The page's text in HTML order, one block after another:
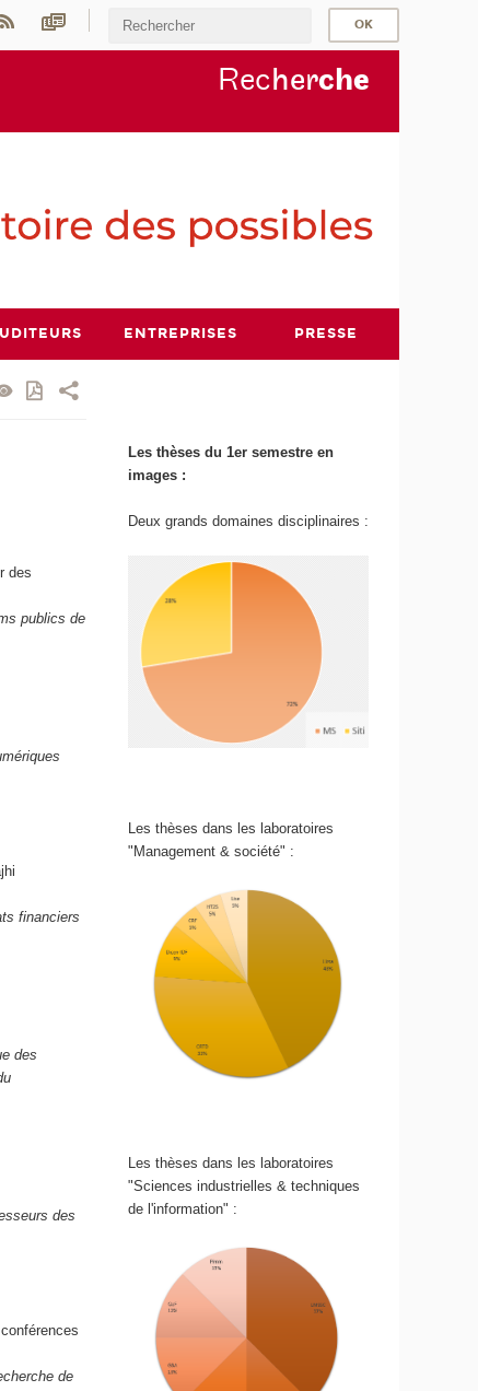
Recherche
ENTREPRISES PRESSE
des
publics de
financiers
des
des
de
Les thèses du 1er semestre en
images :
Deux grands domaines disciplinaires :
Les thèses dans les laboratoires
"Management & société" :
Les thèses dans les laboratoires
"Sciences industrielles & techniques
de l'information" :